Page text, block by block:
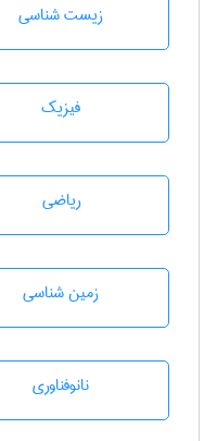
زيست شناسی
فیزیک
رياضی
زمين شناسی
نانوفناوری